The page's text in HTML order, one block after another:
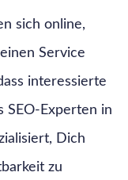
sich online,
Service
interessierte
SEO-Experten in
Dich
zu